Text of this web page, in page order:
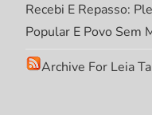
Recebi E Repasso:
Popular E Povo Sem
Archive For Leia